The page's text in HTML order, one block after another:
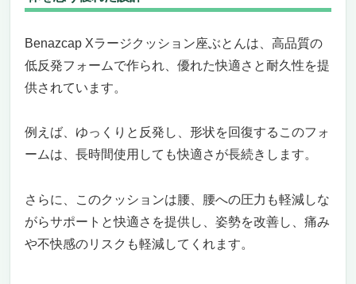
Benazcap Xラージクッション座ぶとんは、高品質の
低反発フォームで作られ、優れた快適さと耐久性を提
供されています。
例えば、ゆっくりと反発し、形状を回復するこのフォ
ームは、長時間使用しても快適さが長続きします。
さらに、このクッションは腰、腰への圧力も軽減しな
がらサポートと快適さを提供し、姿勢を改善し、痛み
や不快感のリスクも軽減してくれます。